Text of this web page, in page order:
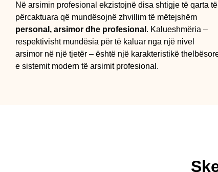
Në arsimin profesional ekzistojnë disa shtigje të qarta të
përcaktuara që mundësojnë zhvillim të mëtejshëm
personal, arsimor dhe profesional . Kalueshmëria –
respektivisht mundësia për të kaluar nga një nivel
arsimor në një tjetër – është një karakteristikë
e sistemit modern të arsimit profesional.